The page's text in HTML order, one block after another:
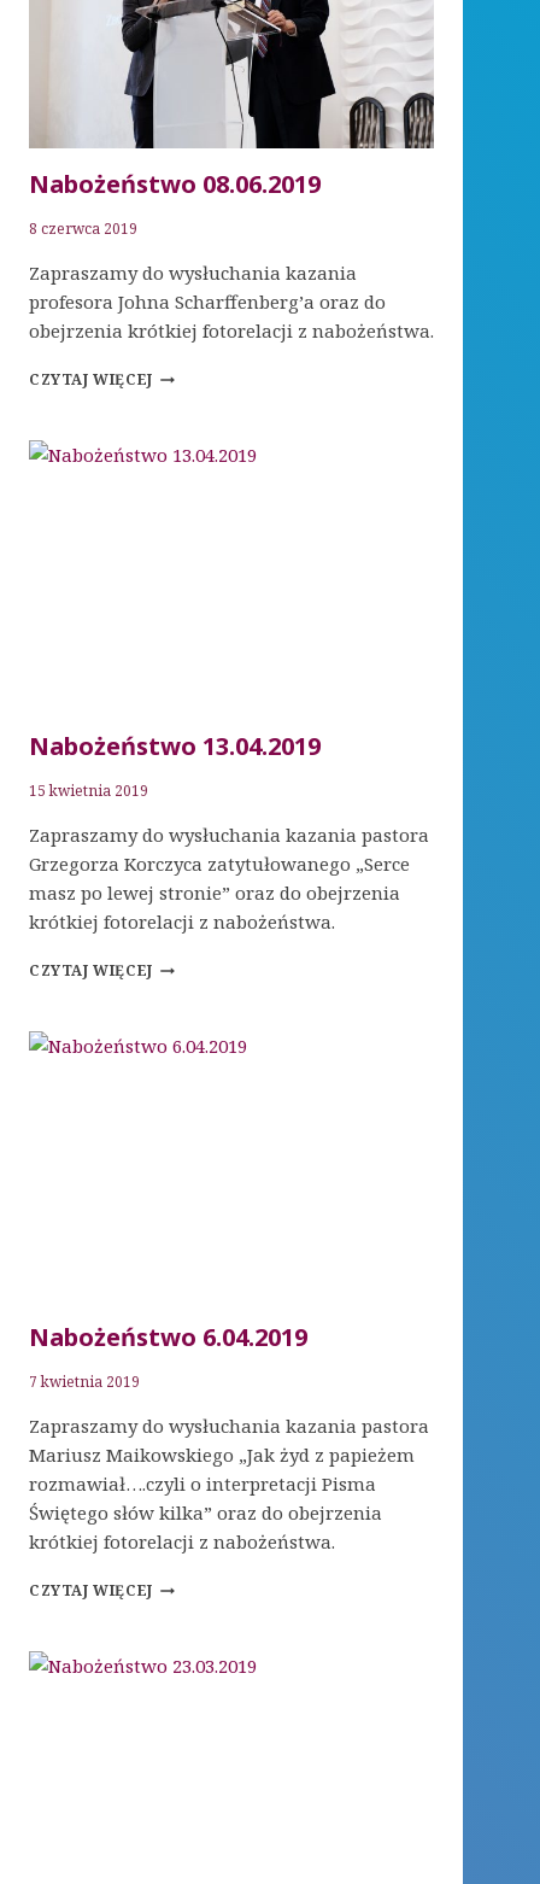
Nabożeństwo 08.06.2019
8 czerwca 2019
Zapraszamy do wysłuchania kazania
profesora Johna Scharffenberg’a oraz do
obejrzenia krótkiej fotorelacji z nabożeństwa.
CZYTAJ WIĘCEJNABOŻEŃSTWO
Nabożeństwo 13.04.2019
15 kwietnia 2019
Zapraszamy do wysłuchania kazania pastora
Grzegorza Korczyca zatytułowanego „Serce
masz po lewej stronie” oraz do obejrzenia
krótkiej fotorelacji z nabożeństwa.
CZYTAJ WIĘCEJNABOŻEŃSTWO
Nabożeństwo 6.04.2019
7 kwietnia 2019
Zapraszamy do wysłuchania kazania pastora
Mariusz Maikowskiego „Jak żyd z papieżem
rozmawiał….czyli o interpretacji Pisma
Świętego słów kilka” oraz do obejrzenia
krótkiej fotorelacji z nabożeństwa.
CZYTAJ WIĘCEJNABOŻEŃSTWO